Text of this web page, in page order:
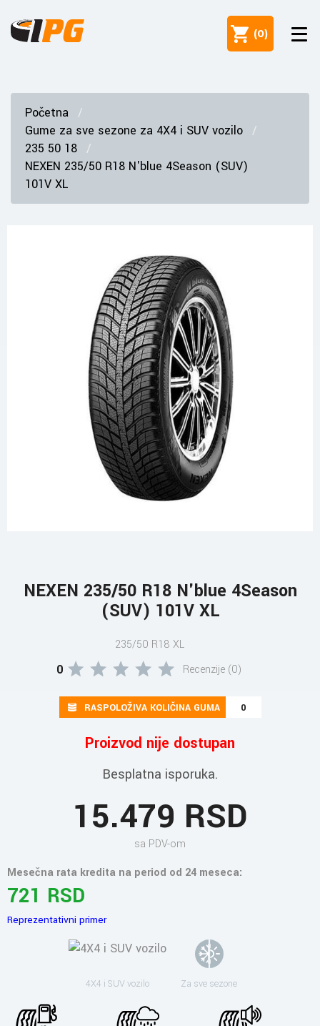
(0)
Početna
Gume za sve sezone za 4X4 i SUV vozilo
235 50 18
NEXEN 235/50 R18 N'blue 4Season (SUV)
101V XL
NEXEN 235/50 R18 N'blue 4Season
(SUV) 101V XL
235/50 R18 XL
0 Recenzije (0)
RASPOLOŽIVA KOLIČINA GUMA 0
Proizvod nije dostupan
Besplatna isporuka.
15.479 RSD
sa PDV-om
Mesečna rata kredita na period od 24 meseca:
721 RSD
Reprezentativni primer
4X4 i SUV vozilo Za sve sezone